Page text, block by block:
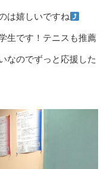
は嬉しいですね
生です！テニスも推薦
なのでずっと応援した